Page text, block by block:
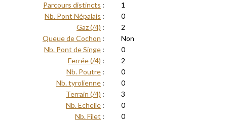
Parcours distincts :
1
Nb. Pont Népalais :
0
Gaz (/4) :
2
Queue de Cochon :
Non
Nb. Pont de Singe :
0
Ferrée (/4) :
2
Nb. Poutre :
0
Nb. tyrolienne :
0
Terrain (/4) :
3
Nb. Echelle :
0
Nb. Filet : 0